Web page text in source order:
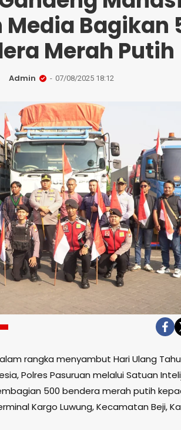
Media Bagikan
Merah Putih
Admin 07/08/2025 18:12
rangka menyambut Hari Ulang
Polres Pasuruan melalui Satuan
500 bendera merah putih
Kargo Luwung, Kecamatan Beji,